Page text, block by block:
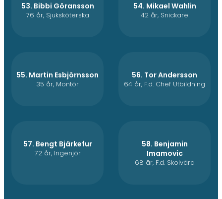
53. Bibbi Göransson
76 år, Sjuksköterska
54. Mikael Wahlin
42 år, Snickare
55. Martin Esbjörnsson
35 år, Montör
56. Tor Andersson
64 år, F.d. Chef Utbildning
57. Bengt Bjärkefur
72 år, Ingenjör
58. Benjamin
Imamovic
68 år, F.d. Skolvärd